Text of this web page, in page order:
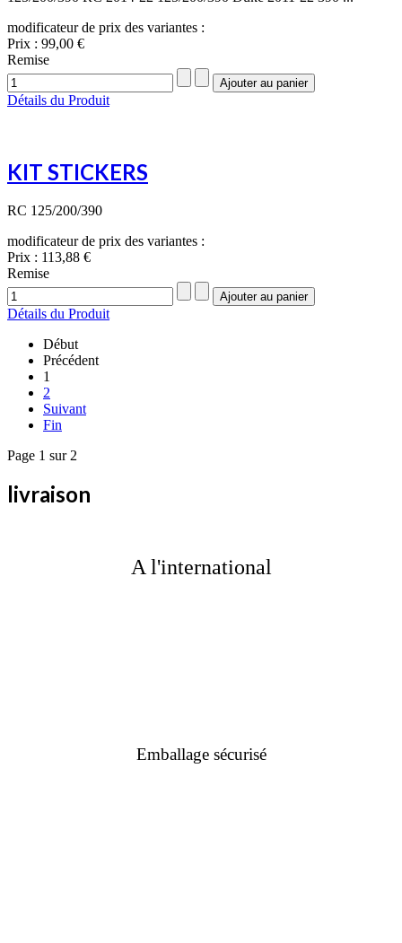
modificateur de prix des variantes :
Prix : 99,00 €
Remise
Détails du Produit
KIT STICKERS
RC 125/200/390
modificateur de prix des variantes :
Prix : 113,88 €
Remise
Détails du Produit
Début
Précédent
1
2
Suivant
Fin
Page 1 sur 2
livraison
A l'international
Emballage sécurisé